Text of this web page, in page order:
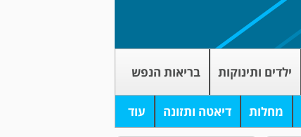
ילדים ותינוקות בריאות הנפש
מחלות דיאטה ותזונה עוד